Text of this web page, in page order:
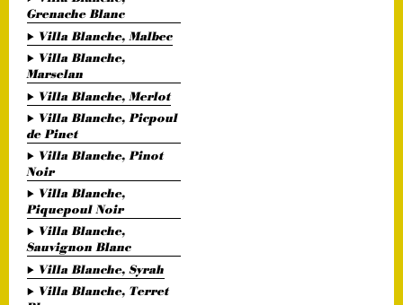
Grenache Blanc
Villa Blanche, Malbec
Villa Blanche,
Marselan
Villa Blanche, Merlot
Villa Blanche, Picpoul
de Pinet
Villa Blanche, Pinot
Noir
Villa Blanche,
Piquepoul Noir
Villa Blanche,
Sauvignon Blanc
Villa Blanche, Syrah
Villa Blanche, Terret